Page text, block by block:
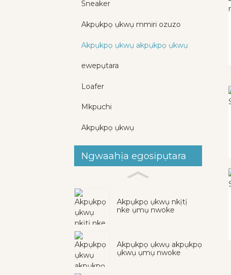
Sneaker
Akpụkpọ ụkwụ mmiri ozuzo
Akpụkpọ ụkwụ akpụkpọ ụkwụ
ewepụtara
Loafer
Mkpuchi
Akpụkpọ ụkwụ
Ngwaahịa egosipụtara
Akpụkpọ ụkwụ nkịtị
nke ụmụ nwoke
Akpụkpọ ụkwụ akpụkpọ
ụkwụ ụmụ nwoke